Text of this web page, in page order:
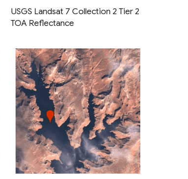
USGS Landsat 7 Collection 2 Tier 2
TOA Reflectance